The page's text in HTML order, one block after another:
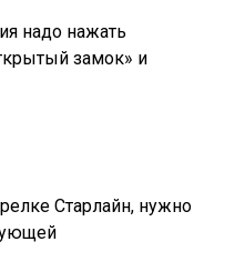
надо нажать
замок» и
Старлайн, нужно